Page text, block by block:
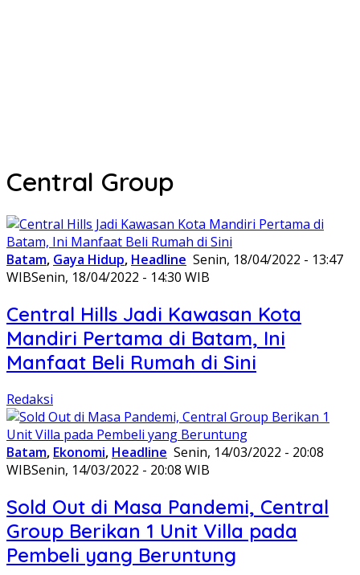
Central Group
Batam, Gaya Hidup, Headline Senin, 18/04/2022 - 13:47
WIBSenin, 18/04/2022 - 14:30 WIB
Central Hills Jadi Kawasan Kota
Mandiri Pertama di Batam, Ini
Manfaat Beli Rumah di Sini
Redaksi
Batam, Ekonomi, Headline Senin, 14/03/2022 - 20:08
WIBSenin, 14/03/2022 - 20:08 WIB
Sold Out di Masa Pandemi, Central
Group Berikan 1 Unit Villa pada
Pembeli yang Beruntung